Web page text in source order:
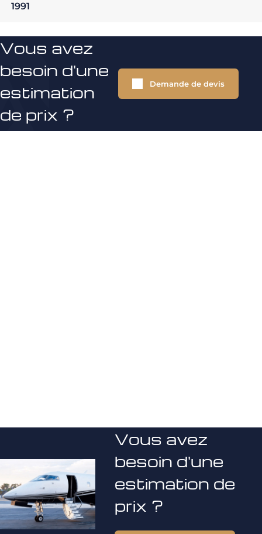
1991
Vous avez
besoin d'une
estimation
de prix ?
Demande de devis
Vous avez
besoin d'une
estimation de
prix ?